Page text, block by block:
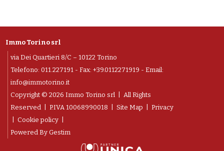
Immo Torino srl
via Dei Quartieri 8/C – 10122 Torino
Telefono: 011.227191 - Fax: +39.0112271919 - Email:
info@immotorino.it
Copyright © 2026 Immo Torino srl | All Rights
Reserved | P.IVA 10068990018 Site Map
Privacy
Cookie policy|
Powered By Gestim